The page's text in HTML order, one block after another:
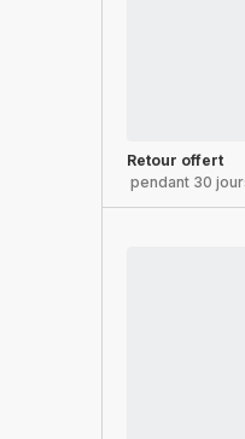
Retour offert
pendant 30